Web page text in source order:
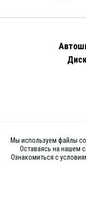
Мы используем файлы
Оставаясь на нашем
Ознакомиться с